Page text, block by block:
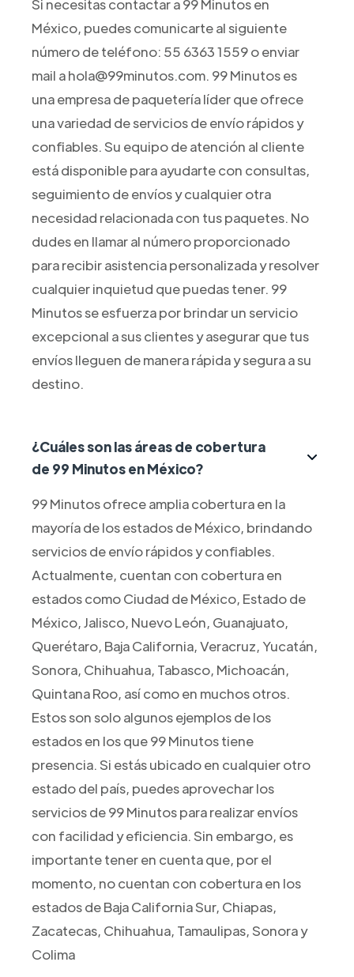
Si necesitas contactar a 99 Minutos en
México, puedes comunicarte al siguiente
número de teléfono: 55 6363 1559 o enviar
mail a hola@99minutos.com. 99 Minutos es
una empresa de paquetería líder que ofrece
una variedad de servicios de envío rápidos y
confiables. Su equipo de atención al cliente
está disponible para ayudarte con consultas,
seguimiento de envíos y cualquier otra
necesidad relacionada con tus paquetes. No
dudes en llamar al número proporcionado
para recibir asistencia personalizada y resolver
cualquier inquietud que puedas tener. 99
Minutos se esfuerza por brindar un servicio
excepcional a sus clientes y asegurar que tus
envíos lleguen de manera rápida y segura a su
destino.
¿Cuáles son las áreas de cobertura
de 99 Minutos en México?
99 Minutos ofrece amplia cobertura en la
mayoría de los estados de México, brindando
servicios de envío rápidos y confiables.
Actualmente, cuentan con cobertura en
estados como Ciudad de México, Estado de
México, Jalisco, Nuevo León, Guanajuato,
Querétaro, Baja California, Veracruz, Yucatán,
Sonora, Chihuahua, Tabasco, Michoacán,
Quintana Roo, así como en muchos otros.
Estos son solo algunos ejemplos de los
estados en los que 99 Minutos tiene
presencia. Si estás ubicado en cualquier otro
estado del país, puedes aprovechar los
servicios de 99 Minutos para realizar envíos
con facilidad y eficiencia. Sin embargo, es
importante tener en cuenta que, por el
momento, no cuentan con cobertura en los
estados de Baja California Sur, Chiapas,
Zacatecas, Chihuahua, Tamaulipas, Sonora y
Colima